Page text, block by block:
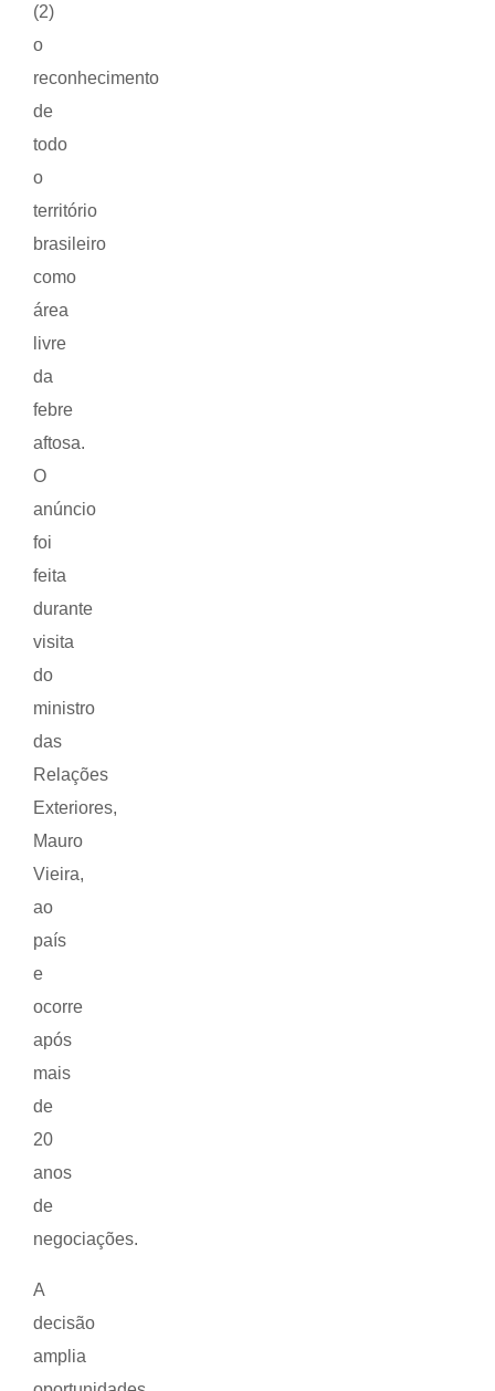
(2)
o
reconhecimento
de
todo
o
território
brasileiro
como
área
livre
da
febre
aftosa.
O
anúncio
foi
feita
durante
visita
do
ministro
das
Relações
Exteriores,
Mauro
Vieira,
ao
país
e
ocorre
após
mais
de
20
anos
de
negociações.
A
decisão
amplia